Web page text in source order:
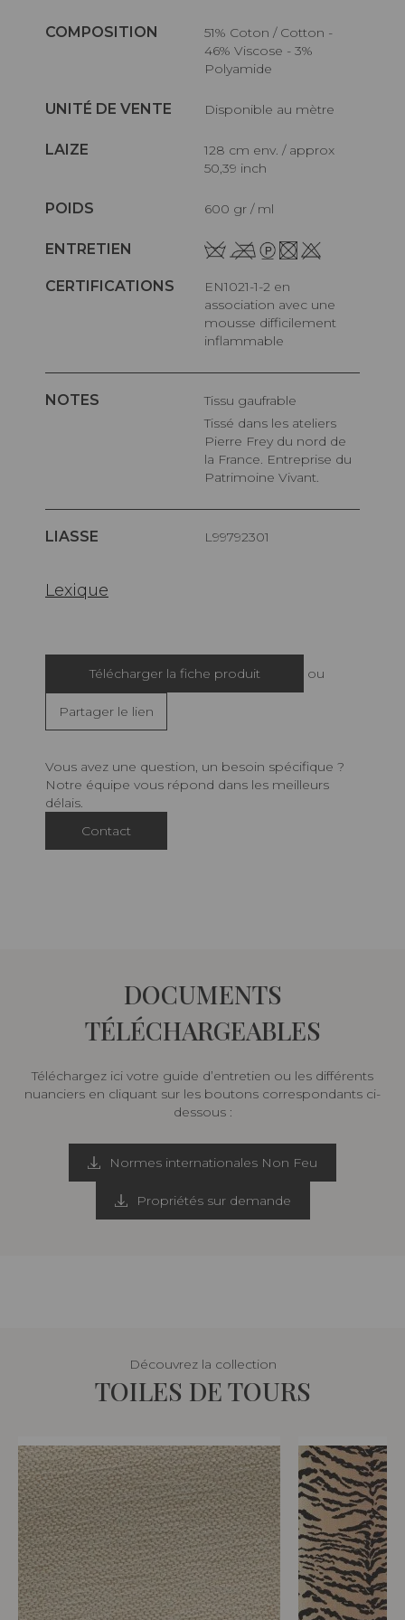
COMPOSITION
51% Coton / Cotton -
46% Viscose - 3%
Polyamide
UNITÉ DE VENTE Disponible au mètre
LAIZE
128 cm env. / approx
50,39 inch
POIDS 600 gr / ml
ENTRETIEN
CERTIFICATIONS
EN1021-1-2 en
association avec une
mousse difficilement
inflammable
NOTES
Tissu gaufrable
Tissé dans les ateliers
Pierre Frey du nord de
la France. Entreprise du
Patrimoine Vivant.
LIASSE L99792301
Lexique
Télécharger la fiche produit ou
Partager le lien
Vous avez une question, un besoin spécifique ?
Notre équipe vous répond dans les meilleurs
délais.
Contact
DOCUMENTS
TÉLÉCHARGEABLES
Téléchargez ici votre guide d’entretien ou les différents
nuanciers en cliquant sur les boutons correspondants ci-
dessous :
Normes internationales Non Feu
Propriétés sur demande
Découvrez la collection
TOILES DE TOURS